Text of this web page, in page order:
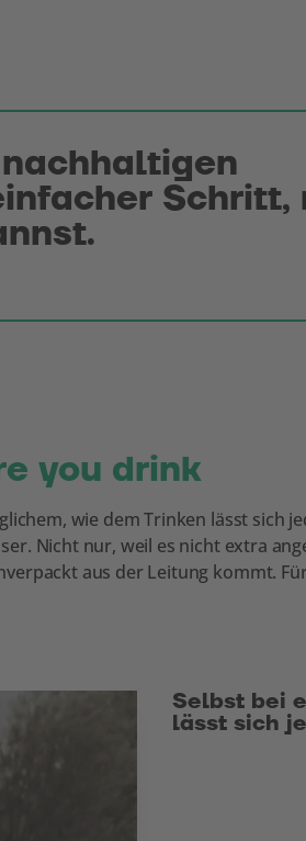
Schritt,
you drink
wie dem Trinken lässt sich
Nicht nur, weil es nicht extra
aus der Leitung kommt.
Selbst bei
lässt sich